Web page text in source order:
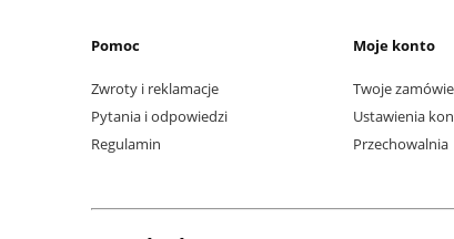
Pomoc
Zwroty i reklamacje
Pytania i odpowiedzi
Regulamin
Moje konto
Twoje
Ustawienia
Przechowalnia